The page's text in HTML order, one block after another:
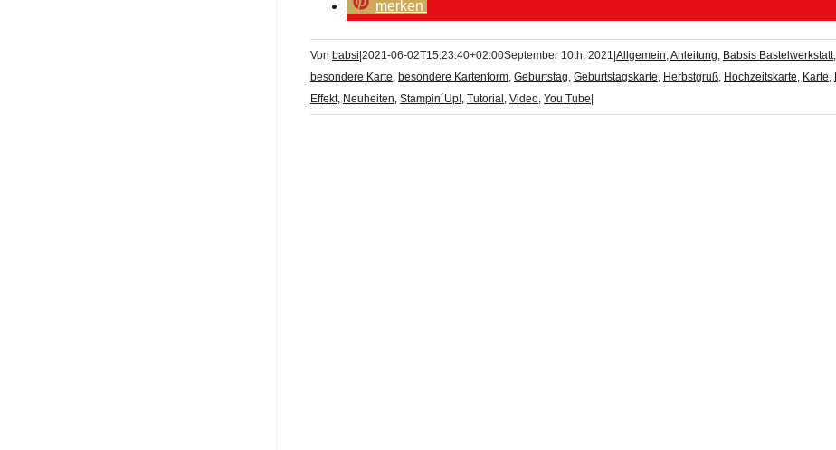
merken
Von babsi|2021-06-02T15:23:40+02:00September 10th, 2021|Allgemein,Anleitung, Babsis Bastelwerkstatt,
besondere Karte, besondere Kartenform, Geburtstag, Geburtstagskarte, Herbstgruß, Hochzeitskarte, Karte,
Effekt, Neuheiten, Stampin´Up!, Tutorial, Video, You Tube|